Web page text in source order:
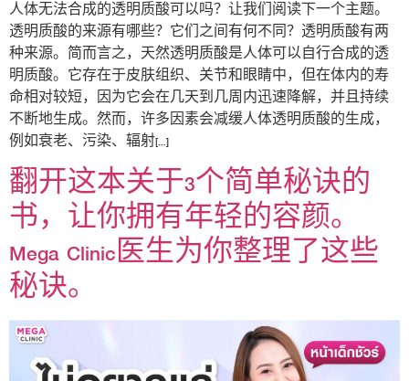
人体无法合成的透明质酸可以吗？让我们阅读下一个主题。
透明质酸的来源有哪些？它们之间有何不同？透明质酸有两
种来源。简而言之，天然透明质酸是人体可以自行合成的透
明质酸。它存在于皮肤组织、关节和眼睛中，但在体内的寿
命相对较短，因为它会在几天到几周内迅速降解，并且持续
不断地生成。然而，许多因素会减缓人体透明质酸的生成，
例如衰老、污染、辐射[…]
翻开这本关于3个简单秘诀的
书，让你拥有年轻的容颜。
Mega Clinic医生为你整理了这些
秘诀。